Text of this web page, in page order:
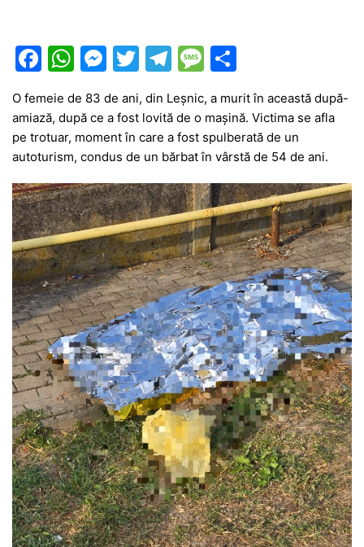
F
a
c
e
b
o
o
k
W
at
s
A
p
p
M
s
s
e
n
g
er
T
w
itt
er
T
e
gr
a
m
M
s
s
a
g
e
ar
ta
je
a
z
ă
O femeie de 83 de ani, din Leșnic, a murit în această după-
amiază, după ce a fost lovită de o mașină. Victima se afla
pe trotuar, moment în care a fost spulberată de un
autoturism, condus de un bărbat în vârstă de 54 de ani.